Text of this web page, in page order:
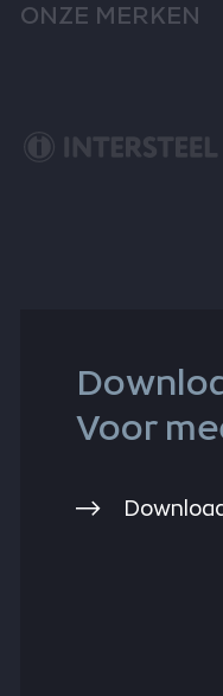
ONZE MERKEN
Voor